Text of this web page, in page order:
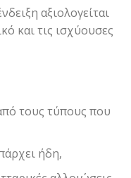
αξιολογείται
και τις ισχύουσες
τους τύπους που
ήδη,